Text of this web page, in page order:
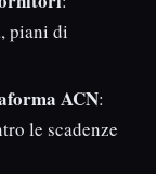
piani di
ACN:
le scadenze